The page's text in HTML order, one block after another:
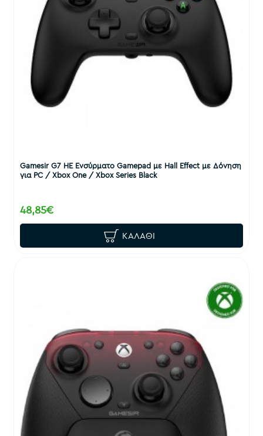
Gamesir G7 HE Ενσύρματο Gamepad με Hall Effect με Δόνηση
για PC / Xbox One / Xbox Series Black
48,85€
ΚΑΛΆΘΙ